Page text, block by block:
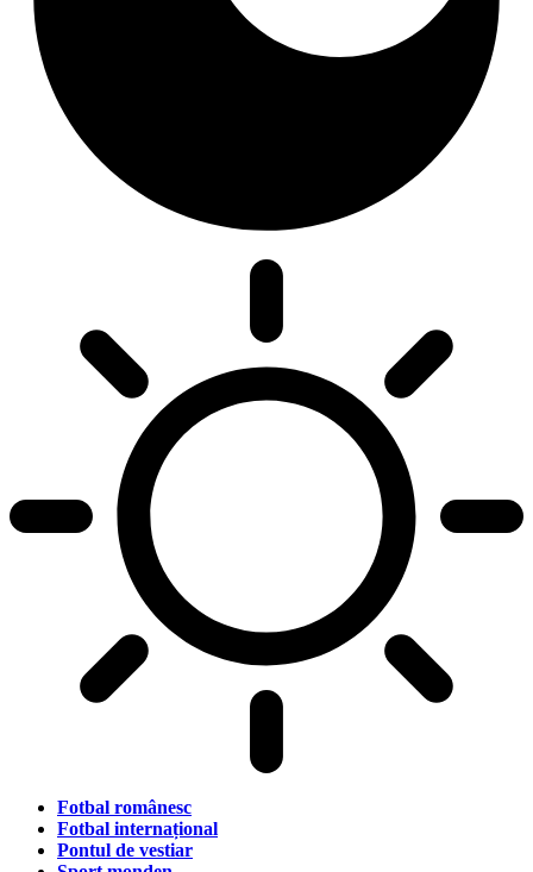
Fotbal românesc
Fotbal internațional
Pontul de vestiar